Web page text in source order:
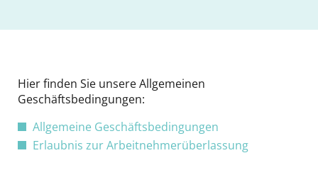
Hier finden Sie unsere Allgemeinen
Geschäftsbedingungen:
Allgemeine Geschäftsbedingungen
Erlaubnis zur Arbeitnehmerüberlassung